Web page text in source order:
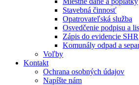
Stavebná činnosť
Opatrovateľská služba
Osvedčenie podpisu a
Zápis do evidencie SHR
Komunály odpad a
Voľby
Kontakt
Ochrana osobných údajov
Napíšte nám